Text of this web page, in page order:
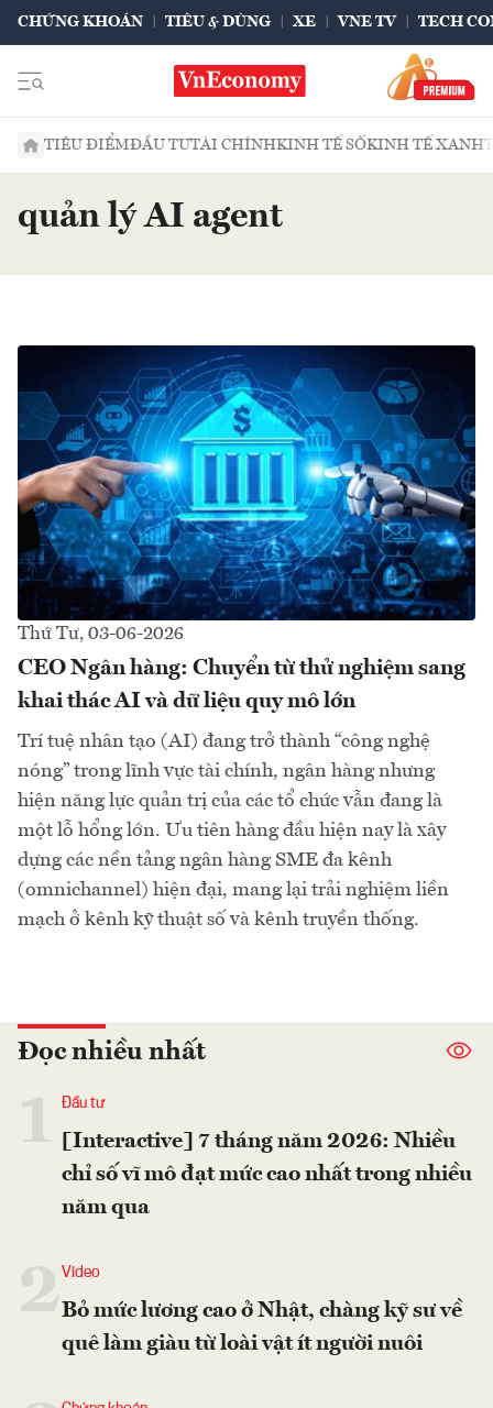
CHỨNG KHOÁN TIÊU & DÙNG XE VNE TV TECH
TIÊU ĐIỂMĐẦU TƯTÀI CHÍNHKINH TẾ SỐKINH TẾ XANH
quản lý AI agent
Thứ Tư, 03-06-2026
CEO Ngân hàng: Chuyển từ thử nghiệm sang
khai thác AI và dữ liệu quy mô lớn
Trí tuệ nhân tạo (AI) đang trở thành “công nghệ
nóng” trong lĩnh vực tài chính, ngân hàng nhưng
hiện năng lực quản trị của các tổ chức vẫn đang là
một lỗ hổng lớn. Ưu tiên hàng đầu hiện nay là xây
dựng các nền tảng ngân hàng SME đa kênh
(omnichannel) hiện đại, mang lại trải nghiệm liền
mạch ở kênh kỹ thuật số và kênh truyền thống.
Đọc nhiều nhất
Đầu tư
[Interactive] 7 tháng năm 2026: Nhiều
chỉ số vĩ mô đạt mức cao nhất trong nhiều
năm qua
2Video
Bỏ mức lương cao ở Nhật, chàng kỹ sư về
quê làm giàu từ loài vật ít người nuôi